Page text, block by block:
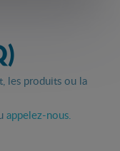
les produits ou la
appelez-nous.